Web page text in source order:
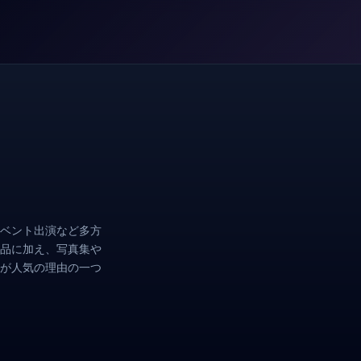
ント出演など多方
に加え、写真集や
人気の理由の一つ